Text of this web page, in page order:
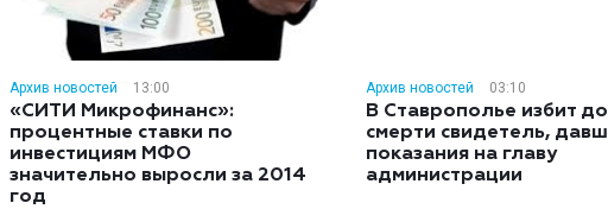
Архив новостей 13:00
«СИТИ Микрофинанс»:
процентные ставки по
инвестициям МФО
значительно выросли за 2014
год
Архив новостей 03:10
В Ставрополье избит до
смерти свидетель,
показания на главу
администрации